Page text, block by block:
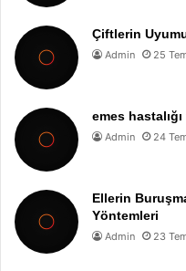
Çiftlerin
Admin 25
emes
Admin 24
Ellerin
Yöntemleri
Admin 23